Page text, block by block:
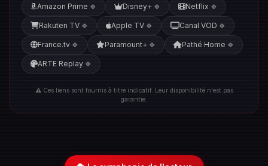
Amazon Prime 🍀 Disney+ 🍀 Netflix 🍀
Rakuten TV 🍀 Apple TV 🍀 Canal VOD 🍀
France.tv 🍀 Paramount+ 🍀 Pathé Home 🍀
ARTE Replay 🍀
⚠️ Ces liens sont fournis à titre indicatif. Leur disponibilité n'est pas
garantie.